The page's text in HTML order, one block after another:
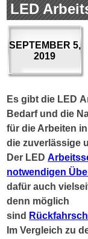
LED
SEPTEMBER 5,
2019
Es gibt die LED
Bedarf und die
für die Arbeiten
die zuverlässige
Der LED
notwendigen
dafür auch
denn möglich
sind
Im Vergleich zu